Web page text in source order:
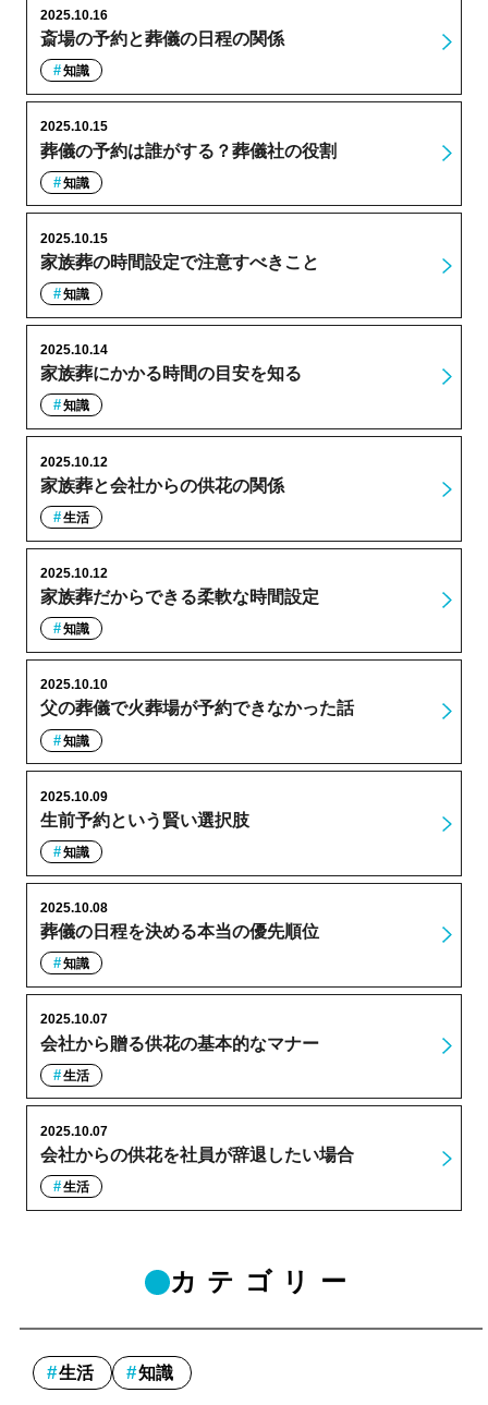
斎場の予約と葬儀の日程の関係
2025.10.16
知識
葬儀の予約は誰がする？葬儀社の役割
2025.10.15
知識
家族葬の時間設定で注意すべきこと
2025.10.15
知識
家族葬にかかる時間の目安を知る
2025.10.14
知識
家族葬と会社からの供花の関係
2025.10.12
生活
家族葬だからできる柔軟な時間設定
2025.10.12
知識
父の葬儀で火葬場が予約できなかった話
2025.10.10
知識
生前予約という賢い選択肢
2025.10.09
知識
葬儀の日程を決める本当の優先順位
2025.10.08
知識
会社から贈る供花の基本的なマナー
2025.10.07
生活
会社からの供花を社員が辞退したい場合
2025.10.07
生活
カテゴリー
生活 知識